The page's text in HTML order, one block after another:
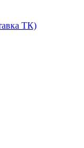
ТК)